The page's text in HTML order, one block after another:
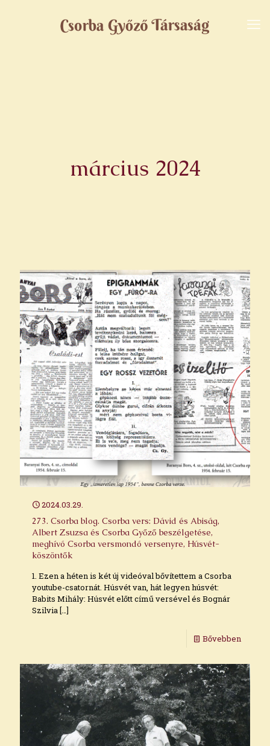
március 2024
2024.03.29.
273. Csorba blog. Csorba vers: Dávid és Abiság,
Albert Zsuzsa és Csorba Győző beszélgetése,
meghívó Csorba versmondó versenyre, Húsvét-
köszöntők
1. Ezen a héten is két új videóval bővítettem a Csorba
youtube-csatornát. Húsvét van, hát legyen húsvét:
Babits Mihály: Húsvét előtt című versével és Bognár
Szilvia[…]
Bővebben